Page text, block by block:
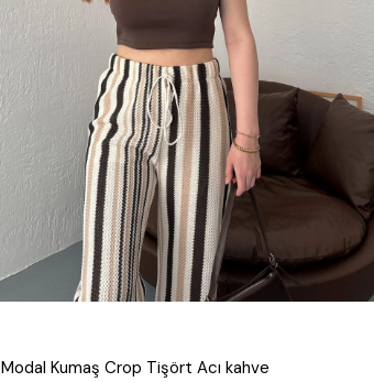
Modal Kumaş Crop Tişört Acı kahve